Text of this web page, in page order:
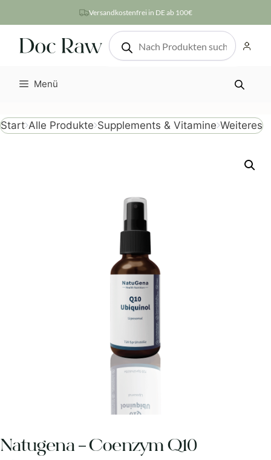
Inhalt
springen
Versandkostenfrei in DE ab 100€
Products
search
Menü
Start Alle Produkte Supplements & Vitamine Weiteres
Natugena – Coenzym Q10